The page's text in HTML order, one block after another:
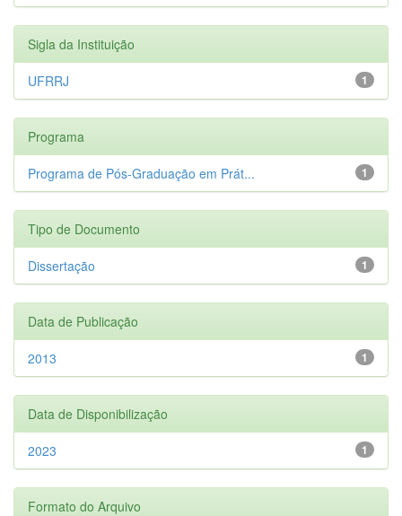
Sigla da Instituição
1
UFRRJ
Programa
1
Programa de Pós-Graduação em Prát...
Tipo de Documento
1
Dissertação
Data de Publicação
1
2013
Data de Disponibilização
1
2023
Formato do Arquivo